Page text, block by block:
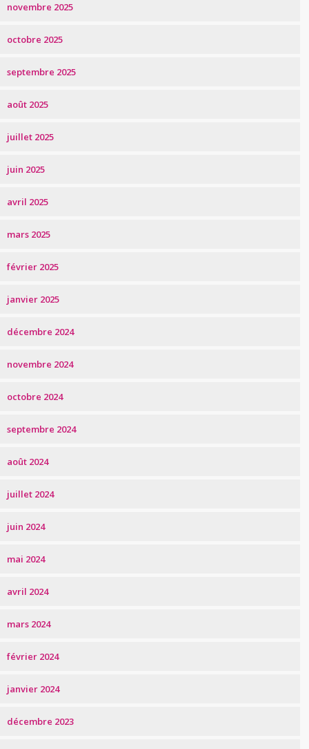
novembre 2025
octobre 2025
septembre 2025
août 2025
juillet 2025
juin 2025
avril 2025
mars 2025
février 2025
janvier 2025
décembre 2024
novembre 2024
octobre 2024
septembre 2024
août 2024
juillet 2024
juin 2024
mai 2024
avril 2024
mars 2024
février 2024
janvier 2024
décembre 2023